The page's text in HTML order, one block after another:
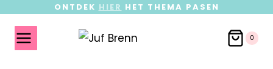
ONTDEK HIER HET THEMA PASEN
0